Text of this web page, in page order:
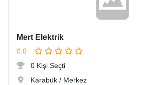
Mert Elektrik
0.0
0 Kişi Seçti
Karabük / Merkez